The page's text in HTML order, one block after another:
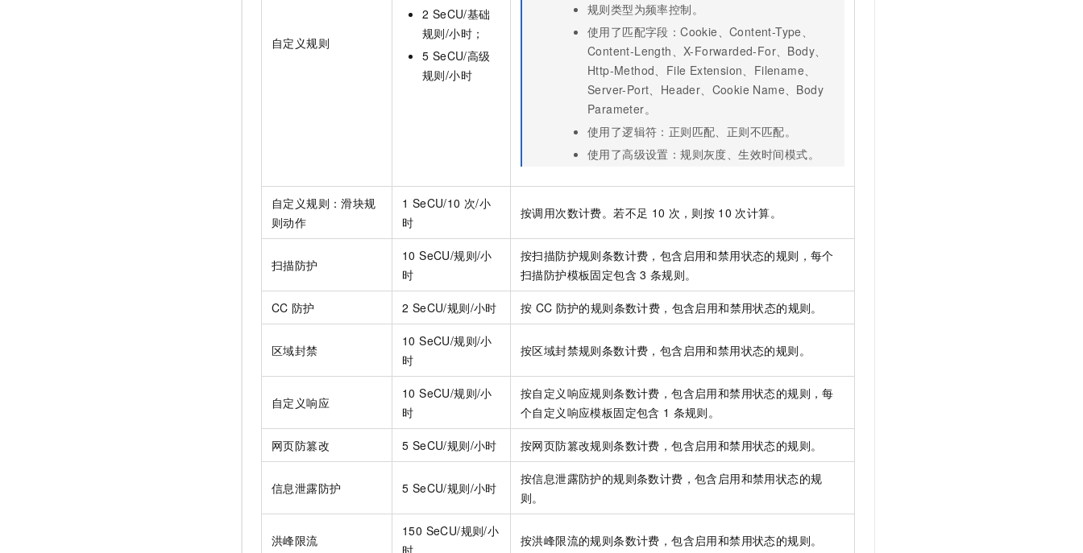
自定义规则
2 SeCU/基础
规则/小时；
5 SeCU/高级
规则/小时
规则类型为频率控制。
使用了匹配字段：Cookie、Content-Type、
Content-Length、X-Forwarded-For、Body、
Http-Method、File Extension、Filename、
Server-Port、Header、Cookie Name、Body
Parameter。
使用了逻辑符：正则匹配、正则不匹配。
使用了高级设置：规则灰度、生效时间模式。
自定义规则：滑块规
则动作
1 SeCU/10 次/小
时
按调用次数计费。若不足 10 次，则按 10 次计算。
扫描防护
10 SeCU/规则/小
时
按扫描防护规则条数计费，包含启用和禁用状态的规则，每个
扫描防护模板固定包含 3 条规则。
CC 防护 2 SeCU/规则/小时 按 CC 防护的规则条数计费，包含启用和禁用状态的规则。
区域封禁
10 SeCU/规则/小
时
按区域封禁规则条数计费，包含启用和禁用状态的规则。
自定义响应
10 SeCU/规则/小
时
按自定义响应规则条数计费，包含启用和禁用状态的规则，每
个自定义响应模板固定包含 1 条规则。
网页防篡改 5 SeCU/规则/小时 按网页防篡改规则条数计费，包含启用和禁用状态的规则。
信息泄露防护 5 SeCU/规则/小时
按信息泄露防护的规则条数计费，包含启用和禁用状态的规
则。
洪峰限流
150 SeCU/规则/小
按洪峰限流的规则条数计费，包含启用和禁用状态的规则。